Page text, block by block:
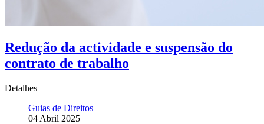
Redução da actividade e suspensão do
contrato de trabalho
Detalhes
Guias de Direitos
04 Abril 2025